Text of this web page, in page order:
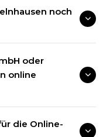
noch
oder
online
die Online-